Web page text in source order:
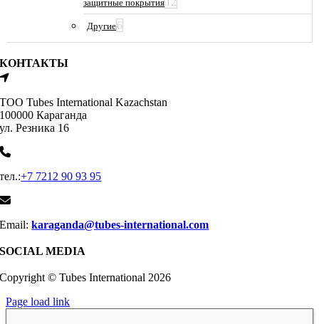
защитные покрытия
Другие6
КОНТАКТЫ
ТОО Tubes International Kazachstan
100000 Караганда
ул. Резника 16
тел.:+7 7212 90 93 95
Email:karaganda@tubes-international.com
SOCIAL MEDIA
Copyright © Tubes International 2026
Page load link